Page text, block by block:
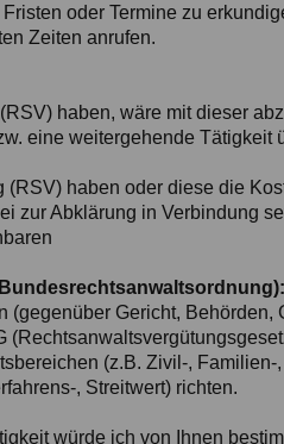
oder Termine zu
Zeiten anrufen.
haben, wäre mit dieser
eine weitergehende Tätigkeit
haben oder diese die
zur Abklärung in Verbindung
Gericht, Behörden,
(z.B. Zivil-, Familien-
, Streitwert) richten.
würde ich von Ihnen